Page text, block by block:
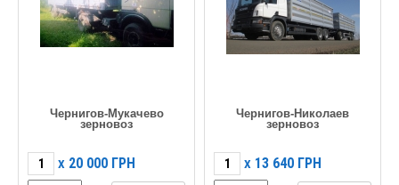
Чернигов-Мукачево
зерновоз
X 20 000 ГРН
Чернигов-Николаев
зерновоз
X 13 640 ГРН